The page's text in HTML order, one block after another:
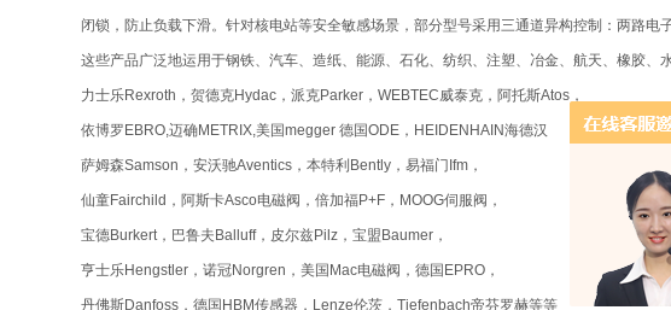
闭锁，防止负载下滑。针对核电站等安全敏感场景，部分型号采用三通道异构控制：两路
这些产品广泛地运用于钢铁、汽车、造纸、能源、石化、纺织、注塑、冶金、航天、橡胶
力士乐Rexroth，贺德克Hydac，派克Parker，WEBTEC威泰克，阿托斯Atos，
依博罗EBRO,迈确METRIX,美国megger 德国ODE，HEIDENHAIN海德汉
萨姆森Samson，安沃驰Aventics，本特利Bently，易福门Ifm，
仙童Fairchild，阿斯卡Asco电磁阀，倍加福P+F，MOOG伺服阀，
宝德Burkert，巴鲁夫Balluff，皮尔兹Pilz，宝盟Baumer，
亨士乐Hengstler，诺冠Norgren，美国Mac电磁阀，德国EPRO，
丹佛斯Danfoss，德国HBM传感器，Lenze伦茨，Tiefenbach帝芬罗赫等等